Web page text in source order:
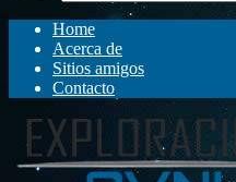
Home
Acerca de
Sitios amigos
Contacto